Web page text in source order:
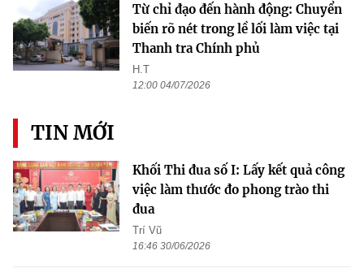
Từ chỉ đạo đến hành động: Chuyển
biến rõ nét trong lề lối làm việc tại
Thanh tra Chính phủ
H.T
12:00 04/07/2026
TIN MỚI
Khối Thi đua số I: Lấy kết quả công
việc làm thước đo phong trào thi
đua
Trí Vũ
16:46 30/06/2026